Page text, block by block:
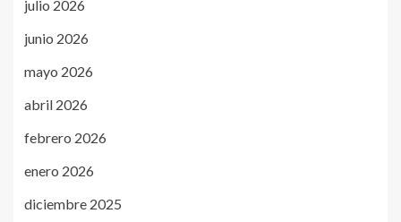
julio 2026
junio 2026
mayo 2026
abril 2026
febrero 2026
enero 2026
diciembre 2025